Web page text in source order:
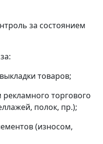
за состоянием
товаров;
торгового
полок, пр.);
(износом,